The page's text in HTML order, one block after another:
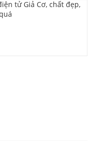
tử Giả Cơ, chất đẹp,